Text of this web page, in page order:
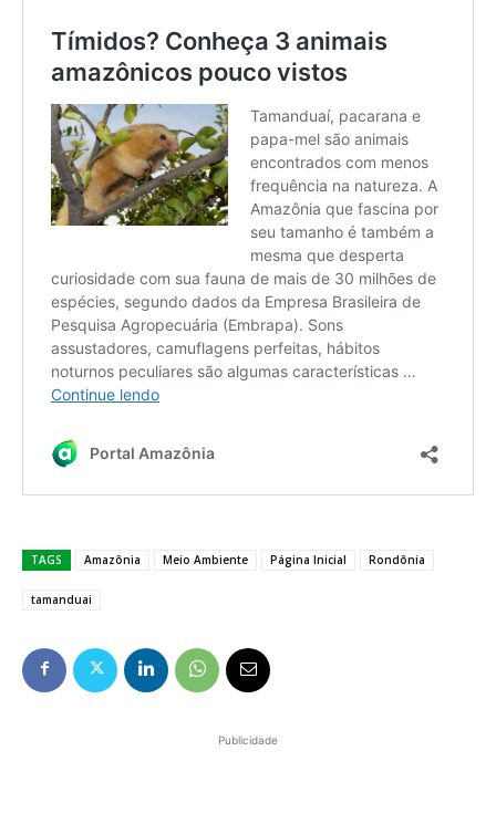
TAGS Amazônia Meio Ambiente Página Inicial Rondônia
tamanduai
Publicidade